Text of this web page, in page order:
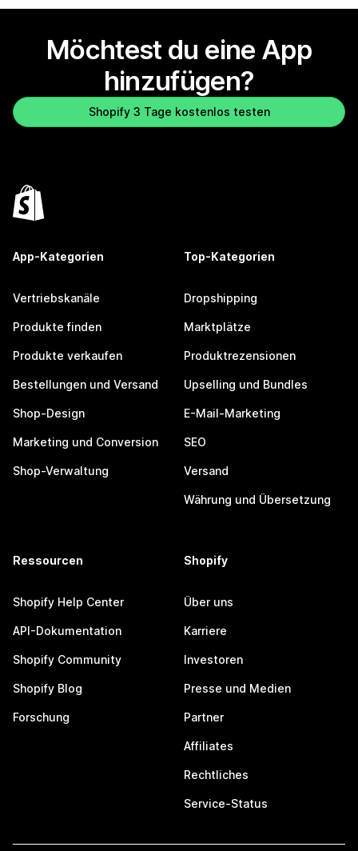
Möchtest du eine App
hinzufügen?
Shopify 3 Tage kostenlos testen
App-Kategorien
Vertriebskanäle
Produkte finden
Produkte verkaufen
Bestellungen und Versand
Shop-Design
Marketing und Conversion
Shop-Verwaltung
Top-Kategorien
Dropshipping
Marktplätze
Produktrezensionen
Upselling und Bundles
E-Mail-Marketing
SEO
Versand
Währung und Übersetzung
Ressourcen
Shopify Help Center
API-Dokumentation
Shopify Community
Shopify Blog
Forschung
Shopify
Über uns
Karriere
Investoren
Presse und Medien
Partner
Affiliates
Rechtliches
Service-Status